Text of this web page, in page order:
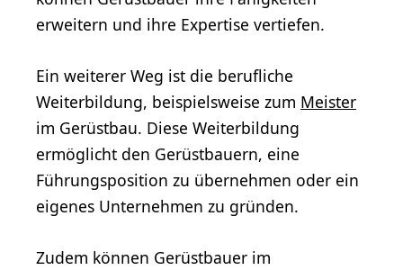
erweitern und ihre Expertise vertiefen.
Ein weiterer Weg ist die berufliche
Weiterbildung, beispielsweise zum Meister
im Gerüstbau. Diese Weiterbildung
ermöglicht den Gerüstbauern, eine
Führungsposition zu übernehmen oder ein
eigenes Unternehmen zu gründen.
Zudem können Gerüstbauer im